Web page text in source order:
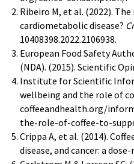
Ribeiro M, et al. (2022).
cardiometabolic disease?
10408398.2022.2106938.
European Food Safety
(NDA). (2015). Scientific
Institute for Scientific
wellbeing and the role of
coffeeandhealth.org/
the-role-of-coffee-to-
Crippa A, et al. (2014).
disease, and cancer: a